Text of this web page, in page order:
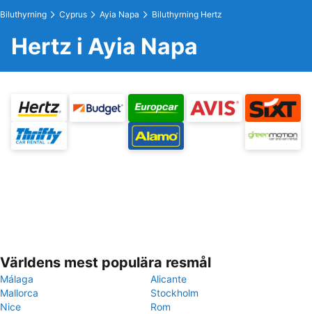
Biluthyrning Cyprus Ayia Napa Biluthyrning Hertz
Hertz i Ayia Napa
Världens mest populära resmål
Málaga
Alicante
Mallorca
Stockholm
Nice
Rom